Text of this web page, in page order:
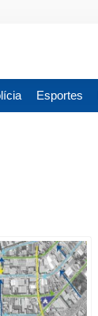
Esportes